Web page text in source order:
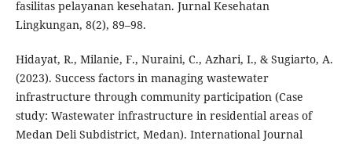
fasilitas pelayanan kesehatan. Jurnal Kesehatan
Lingkungan, 8(2), 89–98.
Hidayat, R., Milanie, F., Nuraini, C., Azhari, I., & Sugiarto, A.
(2023). Success factors in managing wastewater
infrastructure through community participation (Case
study: Wastewater infrastructure in residential areas of
Medan Deli Subdistrict, Medan). International Journal